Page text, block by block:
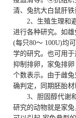
清、兔抗大白鼠肝铁
2、生殖生理和
进行各种研究。如
(每只80～ 100U)均
学的研究。也可用
抑制排卵，家兔排
个数表示。由于雌
确判定，同期胚胎材
3、胆固醇代谢
研究的动物就是家兔